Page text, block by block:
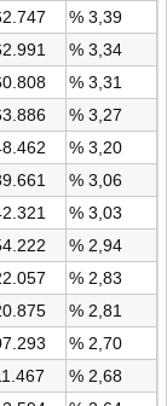
% 3,39
% 3,34
% 3,31
% 3,27
% 3,20
% 3,06
% 3,03
% 2,94
% 2,83
% 2,81
% 2,70
% 2,68